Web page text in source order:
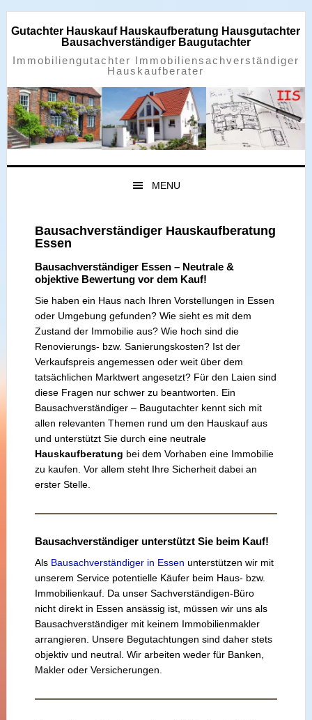
springen
springen
springen
springen
Gutachter Hauskauf Hauskaufberatung Hausgutachter
Bausachverständiger Baugutachter
Immobiliengutachter Immobiliensachverständiger
Hauskaufberater
MENU
Bausachverständiger Hauskaufberatung
Essen
Bausachverständiger Essen – Neutrale &
objektive Bewertung vor dem Kauf!
Sie haben ein Haus nach Ihren Vorstellungen in Essen
oder Umgebung gefunden? Wie sieht es mit dem
Zustand der Immobilie aus? Wie hoch sind die
Renovierungs- bzw. Sanierungskosten? Ist der
Verkaufspreis angemessen oder weit über dem
tatsächlichen Marktwert angesetzt? Für den Laien sind
diese Fragen nur schwer zu beantworten. Ein
Bausachverständiger – Baugutachter kennt sich mit
allen relevanten Themen rund um den Hauskauf aus
und unterstützt Sie durch eine neutrale
Hauskaufberatung bei dem Vorhaben eine Immobilie
zu kaufen. Vor allem steht Ihre Sicherheit dabei an
erster Stelle.
Bausachverständiger unterstützt Sie beim Kauf!
Als Bausachverständiger in Essen unterstützen wir mit
unserem Service potentielle Käufer beim Haus- bzw.
Immobilienkauf. Da unser Sachverständigen-Büro
nicht direkt in Essen ansässig ist, müssen wir uns als
Bausachverständiger mit keinem Immobilienmakler
arrangieren. Unsere Begutachtungen sind daher stets
objektiv und neutral. Wir arbeiten weder für Banken,
Makler oder Versicherungen.